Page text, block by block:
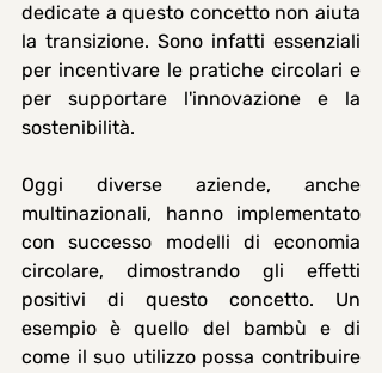
dedicate a questo concetto non aiuta
la transizione. Sono infatti essenziali
per incentivare le pratiche circolari e
per supportare l'innovazione e la
sostenibilità.
Oggi diverse aziende, anche
multinazionali, hanno implementato
con successo modelli di economia
circolare, dimostrando gli effetti
positivi di questo concetto. Un
esempio è quello del bambù e di
come il suo utilizzo possa contribuire